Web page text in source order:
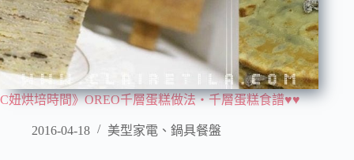
C妞烘培時間》OREO千層蛋糕做法‧千層蛋糕食譜♥♥
2016-04-18 美型家電、鍋具餐盤